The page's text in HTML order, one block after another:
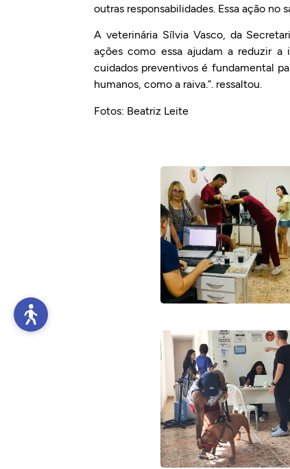
outras responsabilidades. Essa ação no
A veterinária Sílvia Vasco, da
ações como essa ajudam a reduzir a
cuidados preventivos é fundamental
humanos, como a raiva.”. ressaltou.
Fotos: Beatriz Leite